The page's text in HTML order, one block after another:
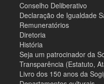
Conselho Deliberativo
Declaração de Igualdade
Remuneratórios
Diretoria
História
Seja um patrocinador da
Transparência (Estatuto,
Livro dos 150 anos da